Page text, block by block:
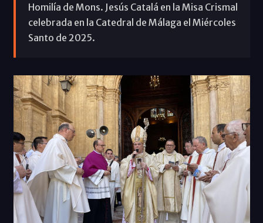
Homilía de Mons. Jesús Catalá en la Misa Crismal
celebrada en la Catedral de Málaga el Miércoles
Santo de 2025.